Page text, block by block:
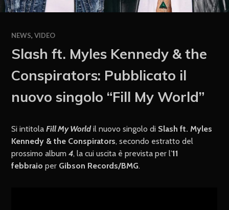
NEWS,VIDEO
Slash ft. Myles Kennedy & the
Conspirators: Pubblicato il
nuovo singolo “Fill My World”
Si intitolaFill My Worldil nuovo singolo di Slash ft. Myles
Kennedy & the Conspirators, secondo estratto del
prossimo album4, la cui uscita è prevista per l’11
febbraio per Gibson Records/BMG.